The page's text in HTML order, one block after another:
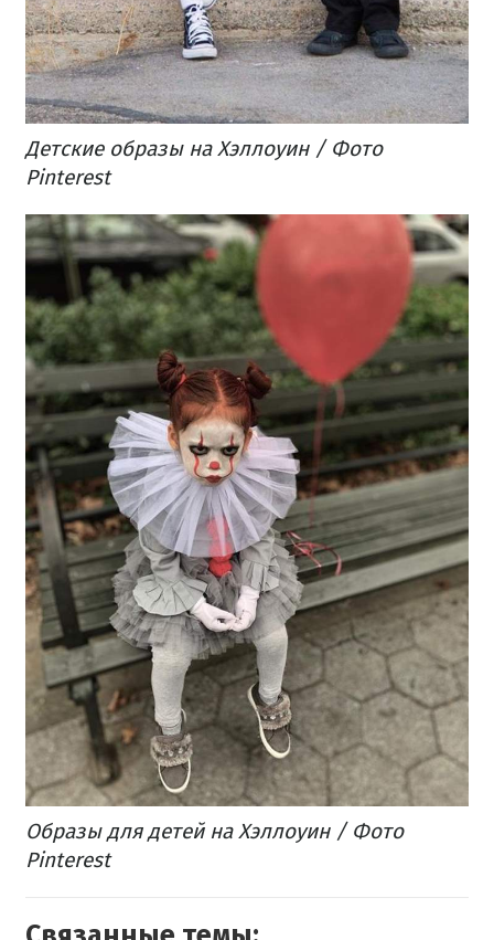
Детские образы на Хэллоуин / Фото
Pinterest
Образы для детей на Хэллоуин / Фото
Pinterest